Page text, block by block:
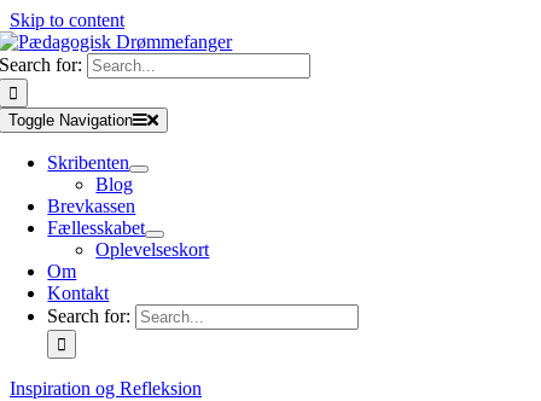
Skip to content
Search for:
Toggle Navigation
Skribenten
Blog
Brevkassen
Fællesskabet
Oplevelseskort
Om
Kontakt
Search for:
Inspiration og Refleksion